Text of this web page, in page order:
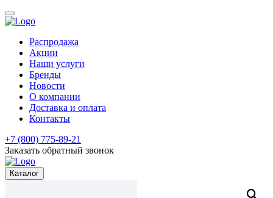
Распродажа
Акции
Наши услуги
Бренды
Новости
О компании
Доставка и оплата
Контакты
+7 (800) 775-89-21
Заказать обратный звонок
Каталог